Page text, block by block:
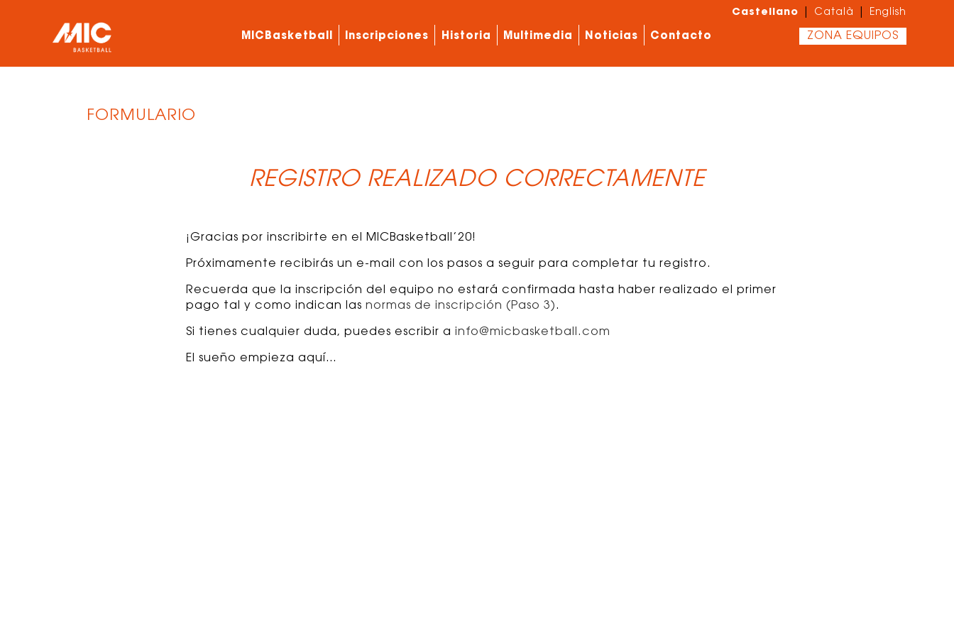
Castellano Català English
ZONA EQUIPOS
MICBasketball Inscripciones Historia Multimedia Noticias Contacto
FORMULARIO
REGISTRO REALIZADO CORRECTAMENTE
¡Gracias por inscribirte en el MICBasketball’20!
Próximamente recibirás un e-mail con los pasos a seguir para completar tu registro.
Recuerda que la inscripción del equipo no estará confirmada hasta haber realizado el primer
pago tal y como indican las normas de inscripción (Paso 3).
Si tienes cualquier duda, puedes escribir a info@micbasketball.com
El sueño empieza aquí…